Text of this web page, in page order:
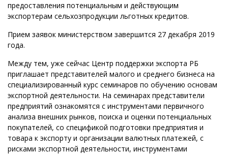
предоставления потенциальным и действующим
экспортерам сельхозпродукции льготных кредитов.
Прием заявок министерством завершится 27 декабря 2019
года.
Между тем, уже сейчас Центр поддержки экспорта РБ
приглашает представителей малого и среднего бизнеса на
специализированный курс семинаров по обучению основам
экспортной деятельности. На семинарах представители
предприятий ознакомятся с инструментами первичного
анализа внешних рынков, поиска и оценки потенциальных
покупателей, со спецификой подготовки предприятия и
товара к экспорту и организации валютных платежей, с
рисками экспортной деятельности, инструментами